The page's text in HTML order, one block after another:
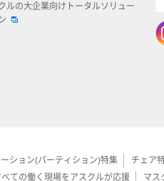
ルの大企業向けトータルソリュー
ション(パーティション)特集 チェア
べての働く現場をアスクルが応援 マス